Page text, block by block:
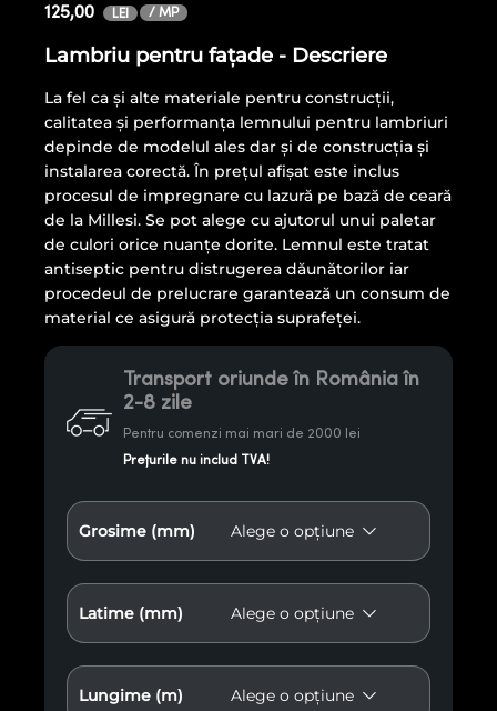
125,00 LEI / MP
Lambriu pentru fațade - Descriere
La fel ca și alte materiale pentru construcții,
calitatea și performanța lemnului pentru lambriuri
depinde de modelul ales dar și de construcția și
instalarea corectă. În preţul afişat este inclus
procesul de impregnare cu lazură pe bază de ceară
de la Millesi. Se pot alege cu ajutorul unui paletar
de culori orice nuanţe dorite. Lemnul este tratat
antiseptic pentru distrugerea dăunătorilor iar
procedeul de prelucrare garantează un consum de
material ce asigură protecţia suprafeţei.
Transport oriunde în România în
2-8 zile
Pentru comenzi mai mari de 2000 lei
Prețurile nu includ TVA!
Grosime (mm)
Latime (mm)
Lungime (m)